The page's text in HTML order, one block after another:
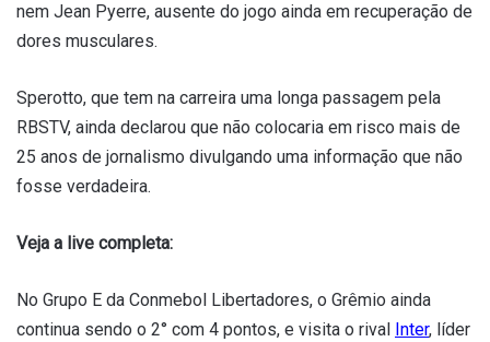
nem Jean Pyerre, ausente do jogo ainda em recuperação de
dores musculares.
Sperotto, que tem na carreira uma longa passagem pela
RBSTV, ainda declarou que não colocaria em risco mais de
25 anos de jornalismo divulgando uma informação que não
fosse verdadeira.
Veja a live completa:
No Grupo E da Conmebol Libertadores, o Grêmio ainda
continua sendo o 2° com 4 pontos, e visita o rival
Inter, líder